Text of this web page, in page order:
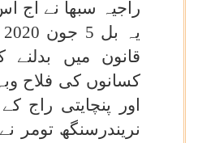
راجیہ سبھا نے آج
قانون میں بدلنے
کسانوں کی فلاح
اور پنچایتی راج